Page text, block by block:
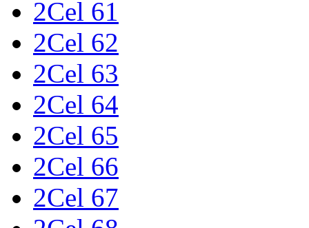
2Cel 61
2Cel 62
2Cel 63
2Cel 64
2Cel 65
2Cel 66
2Cel 67